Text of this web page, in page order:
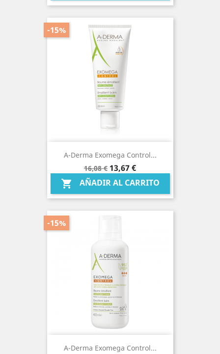
A-Derma Exomega Control...
Precio
base
16,08 €
-15%
Precio
13,67 €
 AÑADIR AL CARRITO
A-Derma Exomega Control...
-15%